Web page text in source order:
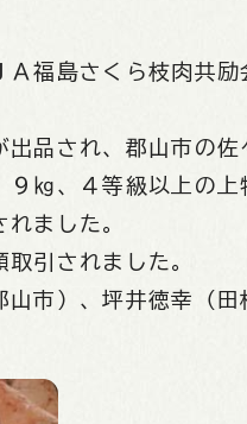
福島さくら枝肉共
品され、郡山市の佐
㎏、４等級以上の
ました。
引されました。
市）、坪井徳幸（